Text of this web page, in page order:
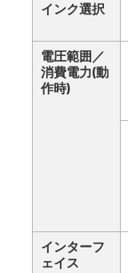
インク選択
電圧範囲／
消費電力(動
作時)
インターフ
ェイス